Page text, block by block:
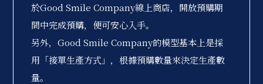
於Good Smile Company線上商店，開放預購期
間中完成預購，便可安心入手。
另外，Good Smile Company的模型基本上是採
用「接單生產方式」，根據預購數量來決定生產數
量。